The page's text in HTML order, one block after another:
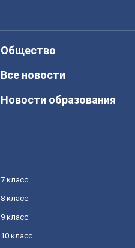
Общество
Все новости
Новости образования
7 класс
8 класс
9 класс
10 класс